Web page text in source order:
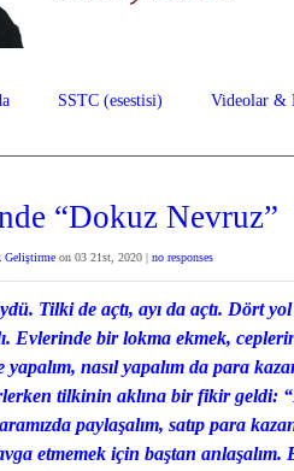
SSTC (esestisi) Videolar &
“Dokuz Nevruz”
Geliştirme on 03 21st, 2020 | no responses
Tilki de açtı, ayı da açtı. Dört yol
Evlerinde bir lokma ekmek,
nasıl yapalım da para
tilkinin aklına bir fikir geldi:
paylaşalım, satıp para
etmemek için baştan anlaşalım.